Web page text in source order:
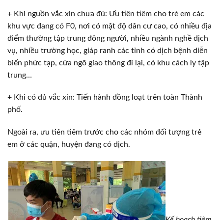
+ Khi nguồn vắc xin chưa đủ: Ưu tiên tiêm cho trẻ em các
khu vực đang có F0, nơi có mật độ dân cư cao, có nhiều địa
điểm thường tập trung đông người, nhiều ngành nghề dịch
vụ, nhiều trường học, giáp ranh các tỉnh có dịch bệnh diễn
biến phức tạp, cửa ngõ giao thông đi lại, có khu cách ly tập
trung…
+ Khi có đủ vắc xin: Tiến hành đồng loạt trên toàn Thành
phố.
Ngoài ra, ưu tiên tiêm trước cho các nhóm đối tượng trẻ
em ở các quận, huyện đang có dịch.